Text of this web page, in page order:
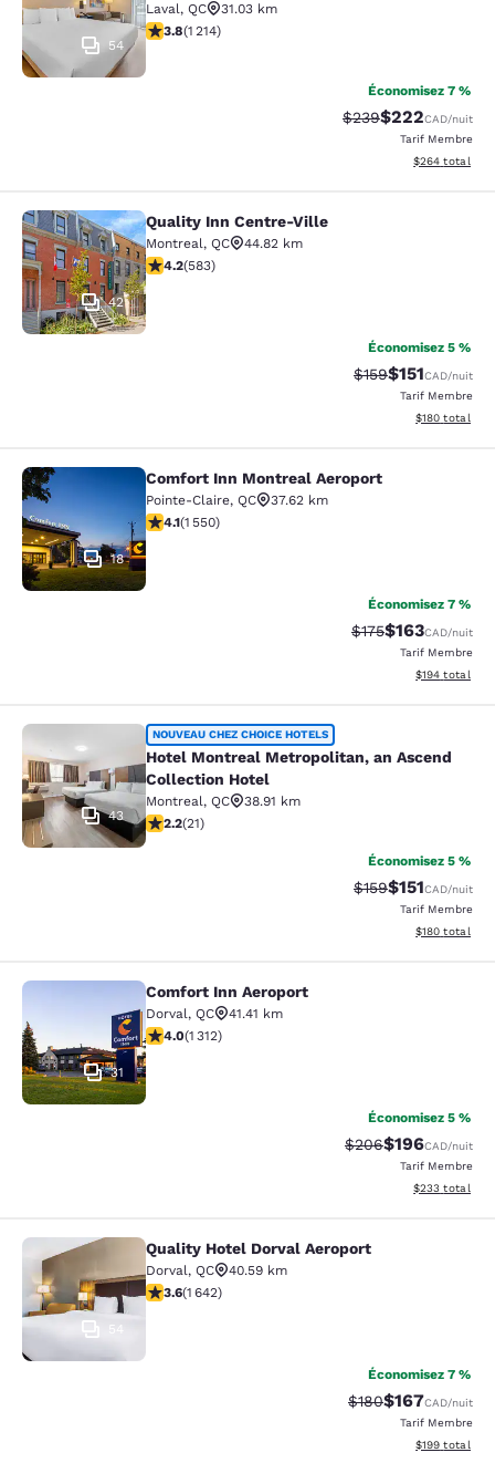
54
Laval, QC
31.03 km
3.81 étoiles. Bien. 1214 commentaires
3.8(1 214)
Économisez 7 %
Tarif barré :
$239Tarif réduit :
$222CAD/nuit
Tarif Membre
Afficher les
$264 total
Quality Inn Centre-Ville
42
Quality Inn Centre-Ville
Montreal, QC
44.82 km
4.16 étoiles. Très Bien. 583 commentaires
4.2(583)
Économisez 5 %
Tarif barré :
$159Tarif réduit :
$151CAD/nuit
Tarif Membre
Afficher les
$180 total
Comfort Inn Montreal Aeroport
18
Comfort Inn Montreal Aeroport
Pointe-Claire, QC
37.62 km
4.14 étoiles. Très Bien. 1550 commentaires
4.1(1 550)
Économisez 7 %
Tarif barré :
$175Tarif réduit :
$163CAD/nuit
Tarif Membre
Afficher les
$194 total
Hotel Montreal Metropolitan, an
43
NOUVEAU CHEZ CHOICE HOTELS
Hotel Montreal Metropolitan, an Ascend
Collection Hotel
Montreal, QC
38.91 km
2.24 étoiles. Moyen. 21 commentaires
2.2(21)
Économisez 5 %
Tarif barré :
$159Tarif réduit :
$151CAD/nuit
Tarif Membre
Afficher les
$180 total
Comfort Inn Aeroport
31
Comfort Inn Aeroport
Dorval, QC
41.41 km
4.04 étoiles. Très Bien. 1312 commentaires
4.0(1 312)
Économisez 5 %
Tarif barré :
$206Tarif réduit :
$196CAD/nuit
Tarif Membre
Afficher les
$233 total
Quality Hotel Dorval Aeroport
54
Quality Hotel Dorval Aeroport
Dorval, QC
40.59 km
3.63 étoiles. Bien. 1642 commentaires
3.6(1 642)
Économisez 7 %
Tarif barré :
$180Tarif réduit :
$167CAD/nuit
Tarif Membre
Afficher les
$199 total